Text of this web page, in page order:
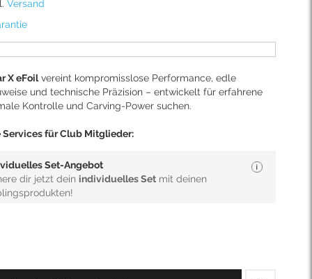
Versand
X eFoilvereint kompromisslose Performance, edle
und technische Präzision – entwickelt für erfahrene
Kontrolle und Carving-Power suchen.
Services für Club Mitglieder:
Set-Angebot
dir jetzt dein individuelles Set mit deinen